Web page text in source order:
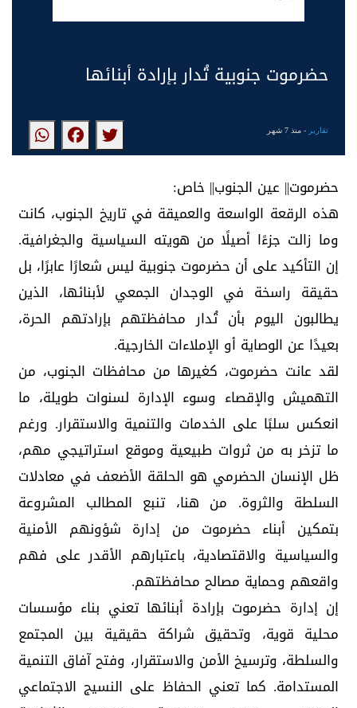
حضرموت جنوبية تُدار بإرادة أبنائها
تقارير - منذ 7 شهر
حضرموت|| عين الجنوب|| خاص:
هذه الرقعة الواسعة والعميقة في تاريخ الجنوب، كانت
وما زالت جزءًا أصيلًا من هويته السياسية والجغرافية.
إن التأكيد على أن حضرموت جنوبية ليس شعارًا عابرًا، بل
حقيقة راسخة في الوجدان الجمعي لأبنائها، الذين
يطالبون اليوم بأن تُدار محافظتهم بإرادتهم الحرة،
بعيدًا عن الوصاية أو الإملاءات الخارجية.
لقد عانت حضرموت، كغيرها من محافظات الجنوب، من
التهميش والإقصاء وسوء الإدارة لسنوات طويلة، ما
انعكس سلبًا على الخدمات والتنمية والاستقرار. ورغم
ما تزخر به من ثروات طبيعية وموقع استراتيجي مهم،
ظل الإنسان الحضرمي هو الحلقة الأضعف في معادلات
السلطة والثروة. من هنا، تنبع المطالب المشروعة
بتمكين أبناء حضرموت من إدارة شؤونهم الأمنية
والسياسية والاقتصادية، باعتبارهم الأقدر على فهم
واقعهم وحماية مصالح محافظتهم.
إن إدارة حضرموت بإرادة أبنائها تعني بناء مؤسسات
محلية قوية، وتحقيق شراكة حقيقية بين المجتمع
والسلطة، وترسيخ الأمن والاستقرار، وفتح آفاق التنمية
المستدامة. كما تعني الحفاظ على النسيج الاجتماعي